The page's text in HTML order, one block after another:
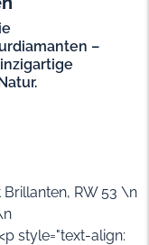
–
RW 53 \n
style="text-align: